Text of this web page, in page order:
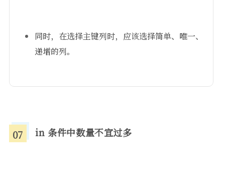
同时，在选择主键列时，应该选择简单、唯一、
递增的列。
07 in 条件中数量不宜过多